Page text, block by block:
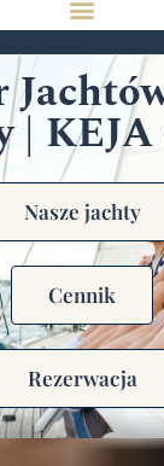
|
Nasze jachty
Cennik
Rezerwacja